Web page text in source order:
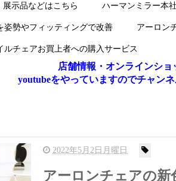
示品などはこちら ハーマンミラー本
姿勢やフィッティングで改善 アーロン
チェアお買上者への購入サービス
店舗情報・オンラインショ
youtubeをやっていますのでチャン
2022年5月2日月曜日
アーロンチェアの新